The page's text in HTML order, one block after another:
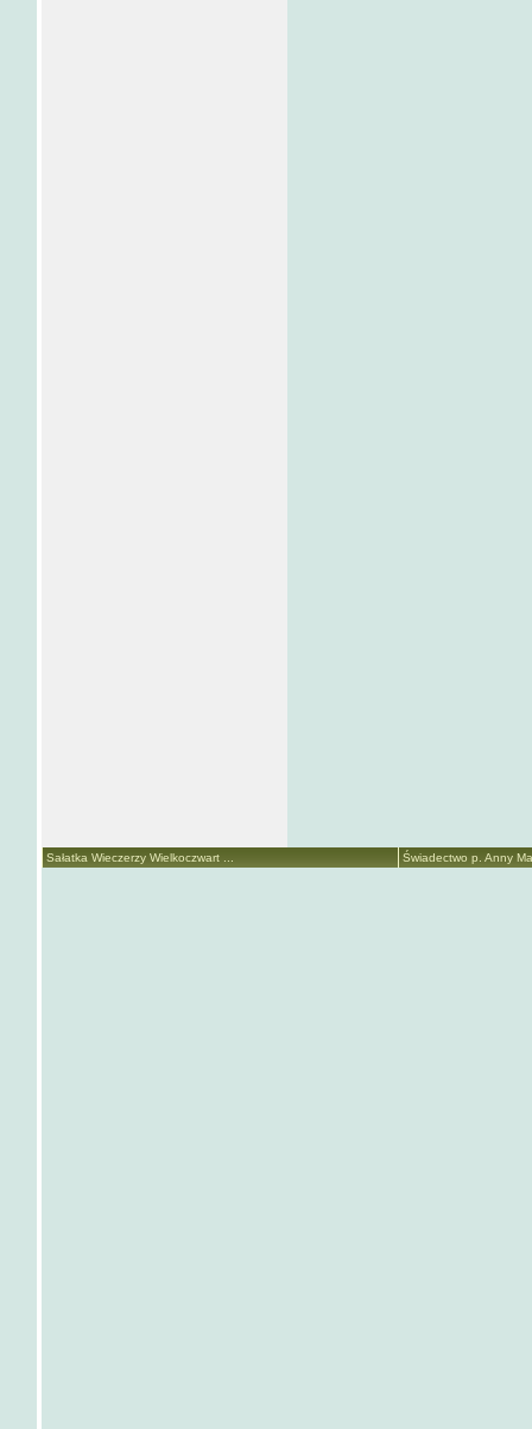
Sałatka Wieczerzy Wielkoczwart ... Świadectwo p. Anny